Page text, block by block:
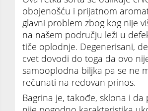
obojenošću i prijatnom
glavni problem zbog kog nije
na našem području leži u
tiče oplodnje. Degenerisani,
cvet dovodi do toga da ovo
samooplodna biljka pa se ne
rečunati na redovan prinos.
Bagrina je, takođe, sklona i da